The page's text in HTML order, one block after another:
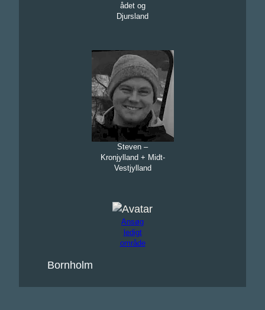
ådet og
Djursland
Steven –
Kronjylland + Midt-
Vestjylland
Ansøg
ledigt
område
Bornholm